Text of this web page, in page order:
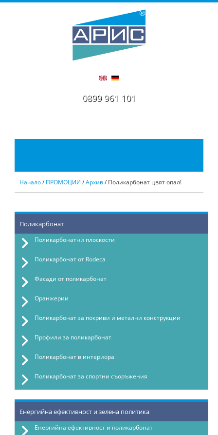
0899 961 101
Начало/ ПРОМОЦИИ /Архив/ Поликарбонат цвят опал!
Поликарбонат
Поликарбонатни плоскости
Поликарбонат от Rodeca
Фасади от поликарбонат
Оранжерии
Поликарбонат за покриви и метални конструкции
Профили за поликарбонат
Поликарбонат в интериора
Поликарбонат за спортни съоръжения
Енергийна ефективност и зелена политика
Енергийна ефективност и поликарбонат